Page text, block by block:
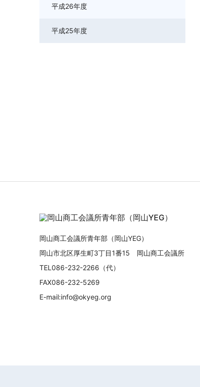
平成26年度
平成25年度
岡山商工会議所青年部（岡山YEG）
岡山市北区厚生町3丁目1番15 岡山商工会議所
TEL086-232-2266（代）
FAX086-232-5269
E-mail:info@okyeg.org